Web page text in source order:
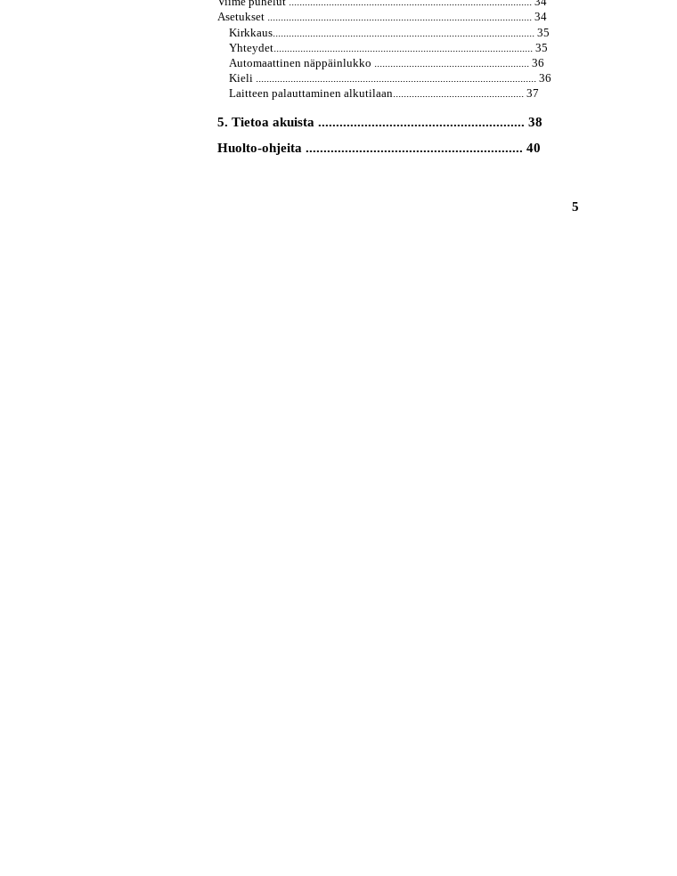
5
Asetukset ................................................................................................... 34
Kirkkaus.................................................................................................. 35
Yhteydet................................................................................................. 35
Automaattinen näppäinlukko .......................................................... 36
Kieli ......................................................................................................... 36
Laitteen palauttaminen alkutilaan................................................. 37
5. Tietoa akuista .......................................................... 38
Huolto-ohjeita ............................................................. 40